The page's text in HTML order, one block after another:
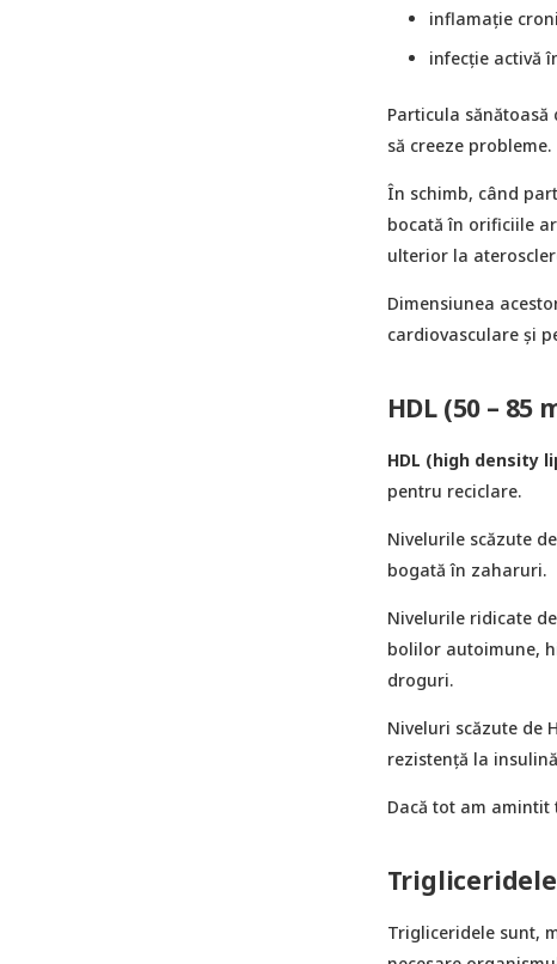
inflamație
infecție activă
Particula sănătoasă
să creeze probleme.
În schimb, când
bocată în orificiile
ulterior la
Dimensiunea
cardiovasculare și
HDL (50 – 85
HDL (high density
pentru reciclare.
Nivelurile scăzute
bogată în zaharuri.
Nivelurile ridicate
bolilor autoimune,
droguri.
Niveluri scăzute de
rezistență la
Dacă tot am amintit
Trigliceridele
Trigliceridele sunt,